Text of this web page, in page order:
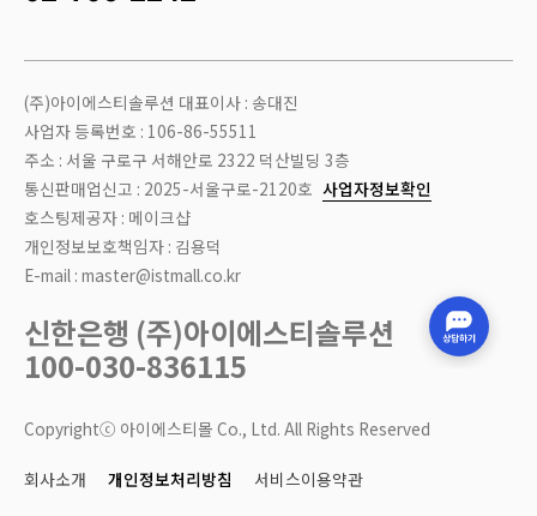
(주)아이에스티솔루션 대표이사 : 송대진
사업자 등록번호 : 106-86-55511
주소 : 서울 구로구 서해안로 2322 덕산빌딩 3층
통신판매업신고 : 2025-서울구로-2120호 사업자정보확인
호스팅제공자 : 메이크샵
개인정보보호책임자 : 김용덕
E-mail : master@istmall.co.kr
신한은행 (주)아이에스티솔루션
100-030-836115
Copyrightⓒ 아이에스티몰 Co., Ltd. All Rights Reserved
회사소개 개인정보처리방침 서비스이용약관